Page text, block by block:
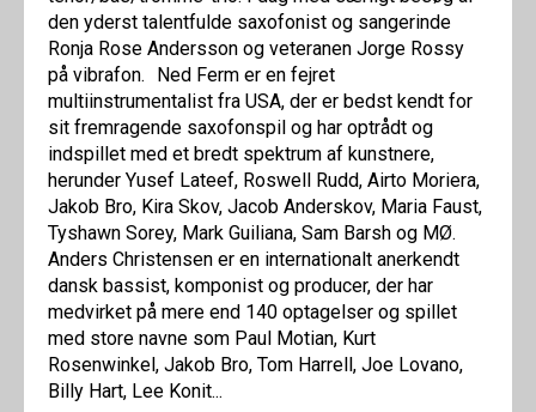
den yderst talentfulde saxofonist og sangerinde
Ronja Rose Andersson og veteranen Jorge Rossy
på vibrafon. Ned Ferm er en fejret
multiinstrumentalist fra USA, der er bedst kendt for
sit fremragende saxofonspil og har optrådt og
indspillet med et bredt spektrum af kunstnere,
herunder Yusef Lateef, Roswell Rudd, Airto Moriera,
Jakob Bro, Kira Skov, Jacob Anderskov, Maria Faust,
Tyshawn Sorey, Mark Guiliana, Sam Barsh og MØ.
Anders Christensen er en internationalt anerkendt
dansk bassist, komponist og producer, der har
medvirket på mere end 140 optagelser og spillet
med store navne som Paul Motian, Kurt
Rosenwinkel, Jakob Bro, Tom Harrell, Joe Lovano,
Billy Hart, Lee Konit...